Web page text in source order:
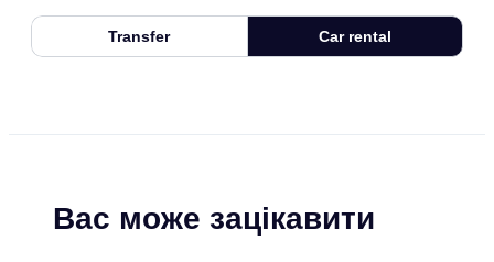
Transfer Car rental
Вас може зацікавити